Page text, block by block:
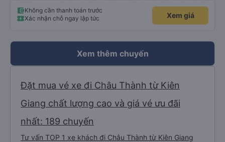
ngôi nhà ven kênh.
Không cần thanh toán trước
Xác nhận chỗ ngay lập tức
Xem giá
Xem thêm chuyến
Đặt mua vé xe đi Châu Thành từ Kiên
Giang chất lượng cao và giá vé ưu đãi
nhất: 189 chuyến
Tư vấn TOP 1 xe khách đi Châu Thành từ Kiên Giang